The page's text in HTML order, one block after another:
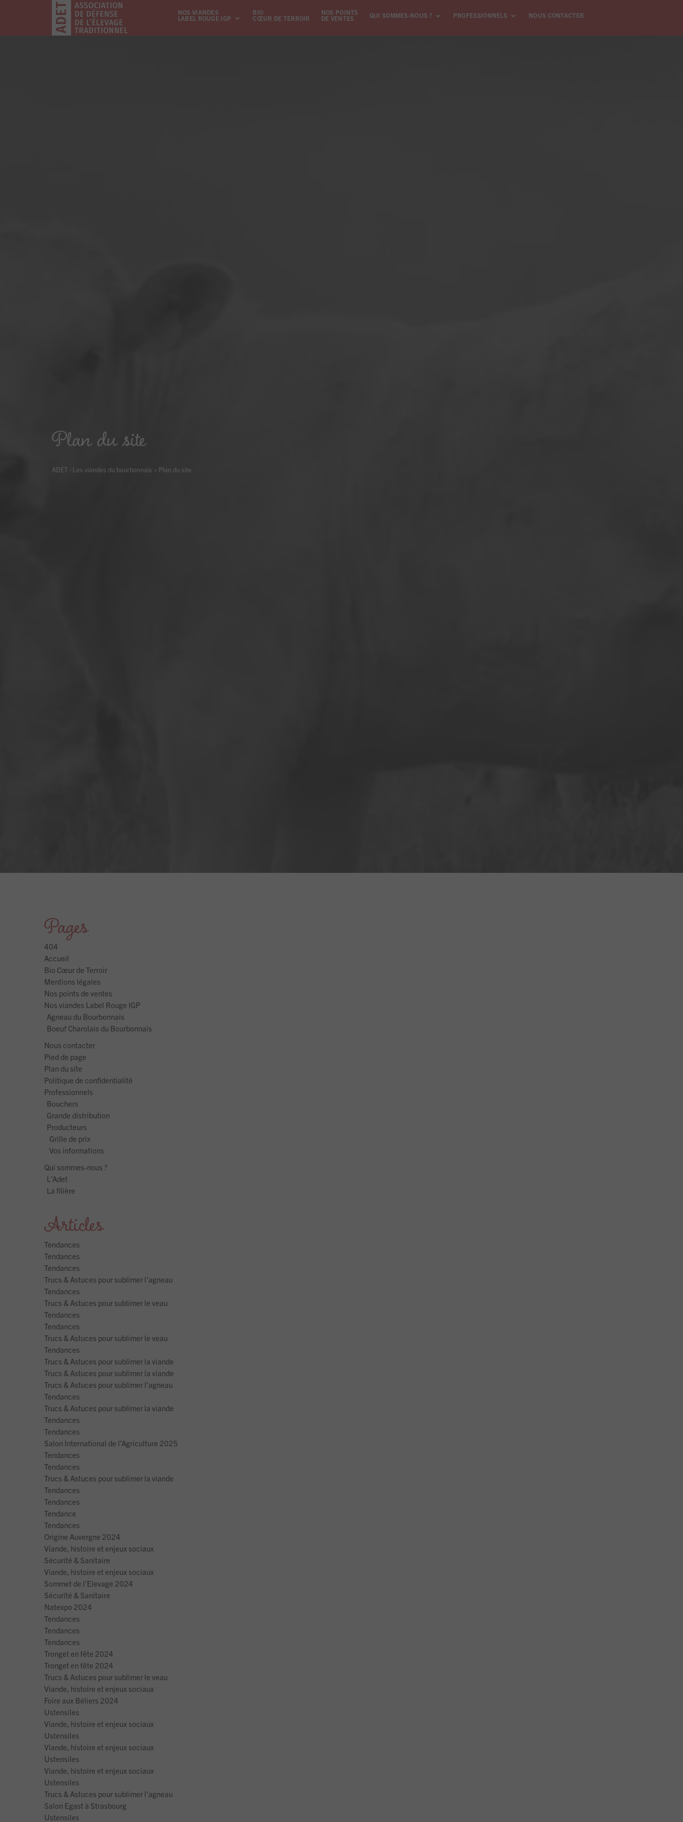
NOS VIANDES
LABEL ROUGE IGP
BIO
CŒUR DE TERROIR
NOS POINTS
DE VENTES
QUI SOMMES-NOUS ? PROFESSIONNELS NOUS CONTACTER
Plan du site
ADET - Les viandes du bourbonnais > Plan du site
Pages
404
Accueil
Bio Cœur de Terroir
Mentions légales
Nos points de ventes
Nos viandes Label Rouge IGP
Agneau du Bourbonnais
Boeuf Charolais du Bourbonnais
Nous contacter
Pied de page
Plan du site
Politique de confidentialité
Professionnels
Bouchers
Grande distribution
Producteurs
Grille de prix
Vos informations
Qui sommes-nous ?
L’Adet
La filière
Articles
Tendances
Tendances
Tendances
Trucs & Astuces pour sublimer l’agneau
Tendances
Trucs & Astuces pour sublimer le veau
Tendances
Tendances
Trucs & Astuces pour sublimer le veau
Tendances
Trucs & Astuces pour sublimer la viande
Trucs & Astuces pour sublimer la viande
Trucs & Astuces pour sublimer l’agneau
Tendances
Trucs & Astuces pour sublimer la viande
Tendances
Tendances
Salon International de l’Agriculture 2025
Tendances
Tendances
Trucs & Astuces pour sublimer la viande
Tendances
Tendances
Tendance
Tendances
Origine Auvergne 2024
Viande, histoire et enjeux sociaux
Sécurité & Sanitaire
Viande, histoire et enjeux sociaux
Sommet de l’Elevage 2024
Sécurité & Sanitaire
Natexpo 2024
Tendances
Tendances
Tendances
Tronget en fête 2024
Tronget en fête 2024
Trucs & Astuces pour sublimer le veau
Viande, histoire et enjeux sociaux
Foire aux Béliers 2024
Ustensiles
Viande, histoire et enjeux sociaux
Ustensiles
Viande, histoire et enjeux sociaux
Ustensiles
Viande, histoire et enjeux sociaux
Ustensiles
Trucs & Astuces pour sublimer l’agneau
Salon Egast à Strasbourg
Ustensiles